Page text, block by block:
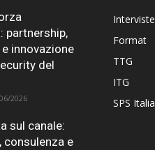
partnership,
innovazione
del
2026
sul canale:
consulenza e
Interviste
Format
TTG
ITG
SPS Italia